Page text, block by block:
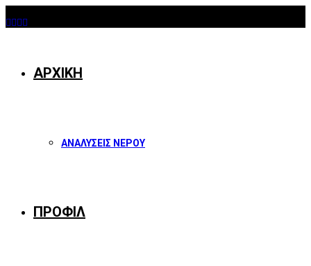
Facebook
Twitter
Instagram
ΑΡΧΙΚΗ
ΑΝΑΛΥΣΕΙΣ ΝΕΡΟΥ
ΠΡΟΦΙΛ